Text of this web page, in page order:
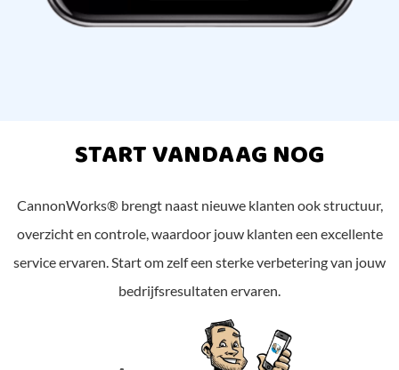
START VANDAAG NOG
CannonWorks® brengt naast nieuwe klanten ook structuur,
overzicht en controle, waardoor jouw klanten een excellente
service ervaren. Start om zelf een sterke verbetering van jouw
bedrijfsresultaten ervaren.